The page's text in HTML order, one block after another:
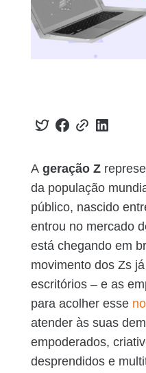
Ageração Z
da população
público, nascido
entrou no mercado
está chegando em
movimento dos Zs
escritórios – e as
para acolher esse
atender às suas
empoderados,
desprendidos e